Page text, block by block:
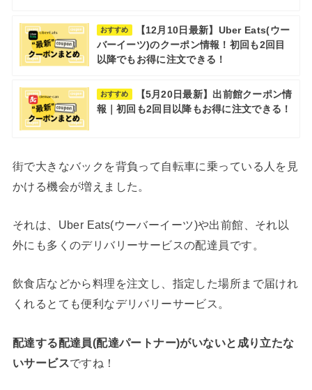
おすすめ
【12月10日最新】Uber Eats(ウー
バーイーツ)のクーポン情報！初回も2回目
以降でもお得に注文できる！
おすすめ
【5月20日最新】出前館クーポン情
報｜初回も2回目以降もお得に注文できる！
街で大きなバックを背負って自転車に乗っている人を見
かける機会が増えました。
それは、Uber Eats(ウーバーイーツ)や出前館、それ以
外にも多くのデリバリーサービスの配達員です。
飲食店などから料理を注文し、指定した場所まで届けれ
くれるとても便利なデリバリーサービス。
配達する配達員(配達パートナー)がいないと成り立たな
いサービスですね！